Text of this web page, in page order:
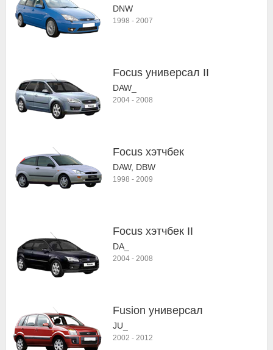
DNW
1998 - 2007
Focus универсал II
DAW_
2004 - 2008
Focus хэтчбек
DAW, DBW
1998 - 2009
Focus хэтчбек II
DA_
2004 - 2008
Fusion универсал
JU_
2002 - 2012